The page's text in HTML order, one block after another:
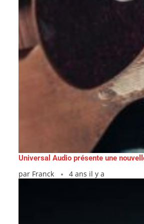
Universal Audio présente une
par Franck 4 ans il y a